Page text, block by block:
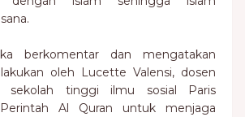
berkomentar dan mengatakan
oleh Lucette Valensi, dosen
sekolah tinggi ilmu sosial Paris
Al Quran untuk menjaga